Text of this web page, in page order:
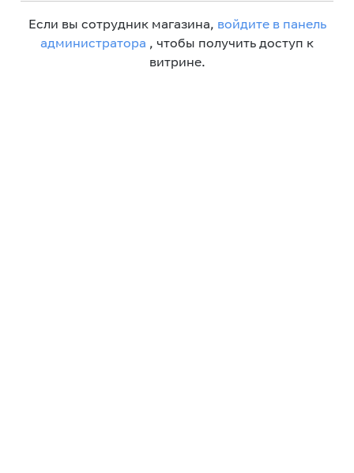
Если вы сотрудник магазина, войдите в панель
администратора , чтобы получить доступ к
витрине.